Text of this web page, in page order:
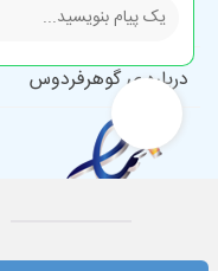
دسته‌بندی‌های پرطرفدار
درباره ی گوهرفردوس